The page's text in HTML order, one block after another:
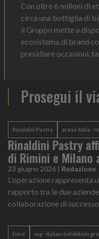
Con oltre 6 milioni di
circa una bottiglia di
il Gruppo mette a
ecosistema di brand
presidiare occasioni,
Prosegui il
Rinaldini Pastry areas italia -
Rinaldini Pastry
di Rimini e Milano
23 giugno 2026 | Redazione
L'operazione rappresenta
rapporto tra le due
collaborazione di
fiere ieg - italian exhibition